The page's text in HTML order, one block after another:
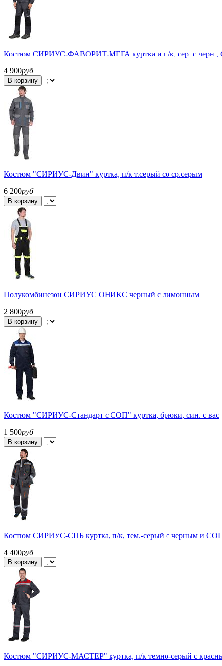
Костюм СИРИУС-ФАВОРИТ-МЕГА куртка и п/к, сер. с
4 900руб
В корзину
Костюм "СИРИУС-Двин" куртка, п/к т.серый со ср.серым
6 200руб
В корзину
Полукомбинезон СИРИУС ОНИКС черный с лимонным
2 800руб
В корзину
Костюм "СИРИУС-Стандарт с СОП" куртка, брюки, син. с вас
1 500руб
В корзину
Костюм СИРИУС-СПБ куртка, п/к, тем.-серый с черным и
4 400руб
В корзину
Костюм "СИРИУС-МАСТЕР" куртка, п/к темно-серый с